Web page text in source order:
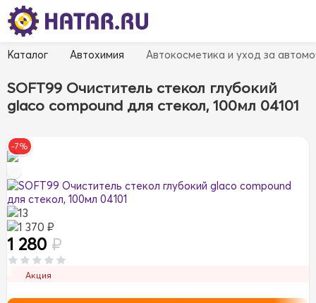
Каталог Автохимия Автокосметика и уход за
SOFT99 Очиститель стекол глубокий
glaco compound для стекол, 100мл 04101
-7%
13
1 370 ₽
1 280 ₽
Акция